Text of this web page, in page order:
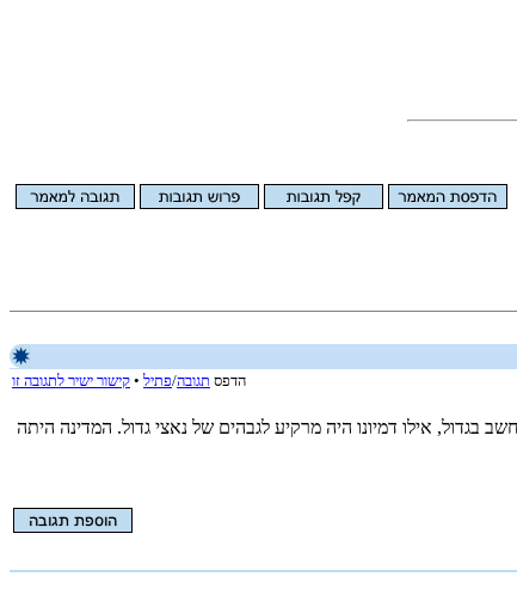
הדפס תגובה/פתיל • קישור ישיר לתגובה זו
אילו דמיונו היה מרקיע לגבהים של נאצי גדול. המדינה היתה